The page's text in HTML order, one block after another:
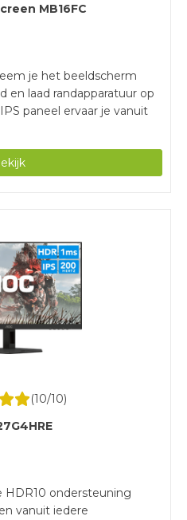
MB16FC
je het beeldscherm
en laad randapparatuur op
paneel ervaar je vanuit
hebt weinig
je hem niet met je
(10/10)
HDR10 ondersteuning
vanuit iedere